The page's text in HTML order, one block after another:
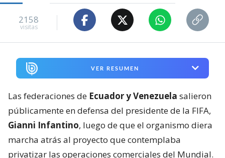
2158
visitas
VER RESUMEN
Las federaciones de Ecuador y Venezuela salieron
públicamente en defensa del presidente de la FIFA,
Gianni Infantino, luego de que el organismo diera
marcha atrás al proyecto que contemplaba
privatizar las operaciones comerciales del Mundial.